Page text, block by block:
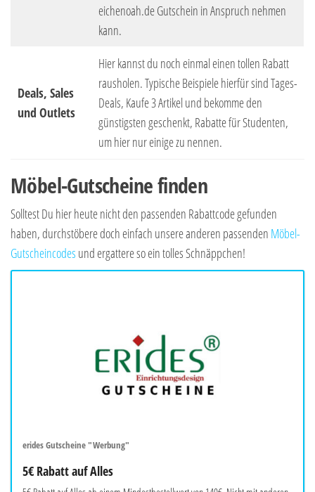
eichenoah.de Gutschein in Anspruch nehmen
kann.
Deals, Sales
und Outlets
Hier kannst du noch einmal einen tollen Rabatt
rausholen. Typische Beispiele hierfür sind Tages-
Deals, Kaufe 3 Artikel und bekomme den
günstigsten geschenkt, Rabatte für Studenten,
um hier nur einige zu nennen.
Möbel-Gutscheine finden
Solltest Du hier heute nicht den passenden Rabattcode gefunden
haben, durchstöbere doch einfach unsere anderen passenden Möbel-
Gutscheincodes und ergattere so ein tolles Schnäppchen!
erides Gutscheine "Werbung"
5€ Rabatt auf Alles